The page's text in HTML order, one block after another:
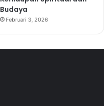
Budaya
Februari 3, 2026